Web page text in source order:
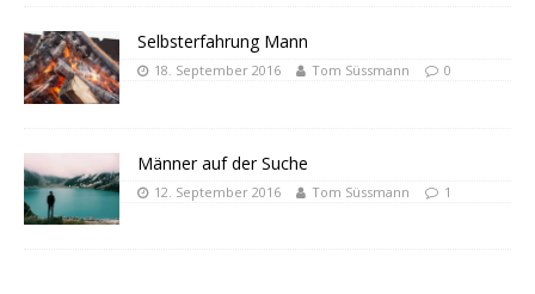
Selbsterfahrung Mann
18. September 2016 Tom Süssmann 0
Männer auf der Suche
12. September 2016 Tom Süssmann 1